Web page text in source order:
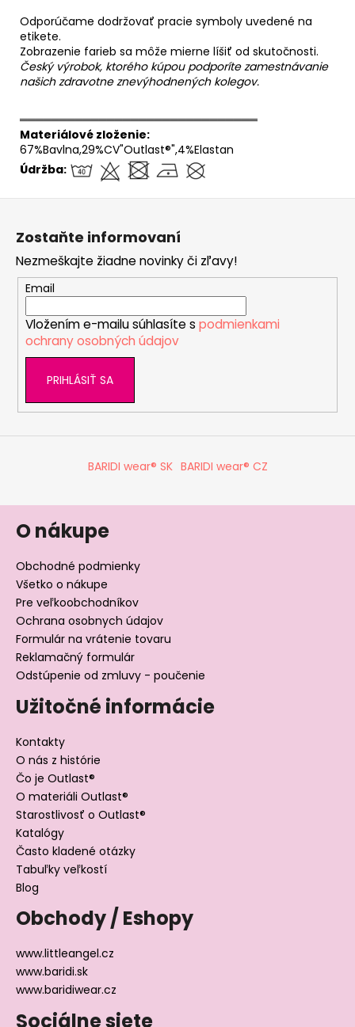
Odporúčame dodržovať pracie symboly uvedené na
etikete.
Zobrazenie farieb sa môže mierne líšiť od skutočnosti.
Český výrobok, ktorého kúpou podporíte zamestnávanie
našich zdravotne znevýhodnených kolegov.
══════════════════════════════
Materiálové zloženie:
67%Bavlna,29%CV"Outlast®",4%Elastan
Údržba:
Zostaňte informovaní
Nezmeškajte žiadne novinky či zľavy!
Email
Vložením e-mailu súhlasíte s podmienkami
ochrany osobných údajov
PRIHLÁSIŤ SA
BARIDI wear® SK BARIDI wear® CZ
O nákupe
Obchodné podmienky
Všetko o nákupe
Pre veľkoobchodníkov
Ochrana osobnych údajov
Formulár na vrátenie tovaru
Reklamačný formulár
Odstúpenie od zmluvy - poučenie
Užitočné informácie
Kontakty
O nás z histórie
Čo je Outlast®
O materiáli Outlast®
Starostlivosť o Outlast®
Katalógy
Často kladené otázky
Tabuľky veľkostí
Blog
Obchody / Eshopy
www.littleangel.cz
www.baridi.sk
www.baridiwear.cz
Sociálne siete